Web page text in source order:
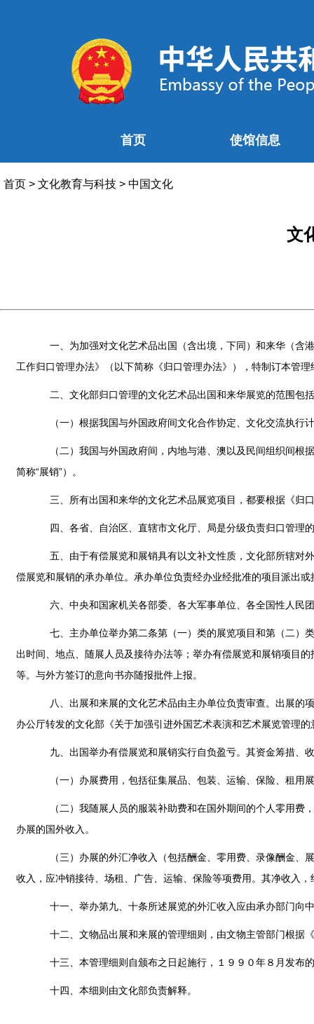
首页 使馆信息
首页 > 文化教育与科技 > 中国文化
文
一、为加强对文化艺术品出国（含出境，下同）和来华（含港
工作归口管理办法》（以下简称《归口管理办法》），特制订本管理
二、文化部归口管理的文化艺术品出国和来华展览的范围包
（一）根据我国与外国政府间文化合作协定、文化交流执行
（二）我国与外国政府间，内地与港、澳以及民间组织间根据
简称“展销”）。
三、所有出国和来华的文化艺术品展览项目，都要根据《归口
四、各省、自治区、直辖市文化厅、局是分级负责归口管理
五、由于有偿展览和展销具有以文补文性质，文化部所辖对外
偿展览和展销的承办单位。承办单位负责经办业经批准的项目派出
六、中央和国家机关各部委、各大军事单位、各全国性人民
七、主办单位举办第二条第（一）类的展览项目和第（二）类
出时间、地点、随展人员及接待办法等；举办有偿展览和展销项目
等。与外方签订的意向书亦随报批件上报。
八、出展和来展的文化艺术品由主办单位负责审查。出展的项
办公厅转发的文化部《关于加强引进外国艺术表演和艺术展览管理
九、出国举办有偿展览和展销实行自负盈亏。其资金筹措、
（一）办展费用，包括征集展品、包装、运输、保险、租用
（二）我随展人员的服装补助费和在国外期间的个人零用费，
办展的国外收入。
（三）办展的外汇净收入（包括酬金、零用费、录像酬金、
收入，应冲销接待、场租、广告、运输、保险等项费用。其净收入
十一、举办第九、十条所述展览的外汇收入应由承办部门向
十二、文物品出展和来展的管理细则，由文物主管部门根据
十三、本管理细则自颁布之日起施行，１９９０年８月发布
十四、本细则由文化部负责解释。